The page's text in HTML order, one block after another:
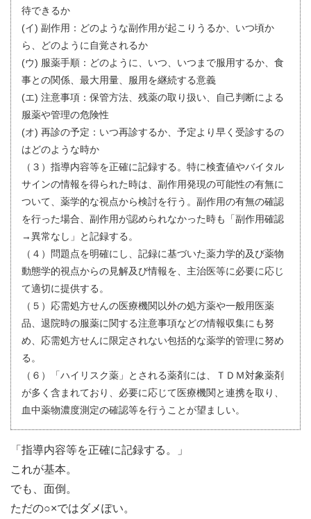
待できるか
(イ) 副作用：どのような副作用が起こりうるか、いつ頃か
ら、どのように自覚されるか
(ウ) 服薬手順：どのように、いつ、いつまで服用するか、食
事との関係、最大用量、服用を継続する意義
(エ) 注意事項：保管方法、残薬の取り扱い、自己判断による
服薬や管理の危険性
(オ) 再診の予定：いつ再診するか、予定より早く受診するの
はどのような時か
（３）指導内容等を正確に記録する。特に検査値やバイタル
サインの情報を得られた時は、副作用発現の可能性の有無に
ついて、薬学的な視点から検討を行う。副作用の有無の確認
を行った場合、副作用が認められなかった時も「副作用確認
→異常なし」と記録する。
（４）問題点を明確にし、記録に基づいた薬力学的及び薬物
動態学的視点からの見解及び情報を、主治医等に必要に応じ
て適切に提供する。
（５）応需処方せんの医療機関以外の処方薬や一般用医薬
品、退院時の服薬に関する注意事項などの情報収集にも努
め、応需処方せんに限定されない包括的な薬学的管理に努め
る。
（６）「ハイリスク薬」とされる薬剤には、ＴＤＭ対象薬剤
が多く含まれており、必要に応じて医療機関と連携を取り、
血中薬物濃度測定の確認等を行うことが望ましい。
「指導内容等を正確に記録する。」
これが基本。
でも、面倒。
ただの○×ではダメぽい。